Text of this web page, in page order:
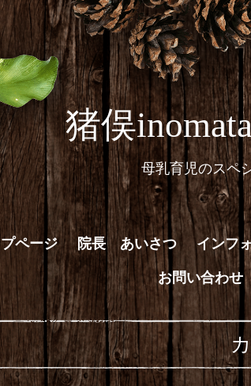
猪俣
母乳育児のスペ
ページ 院長 あいさつ インフ
お問い合わせ